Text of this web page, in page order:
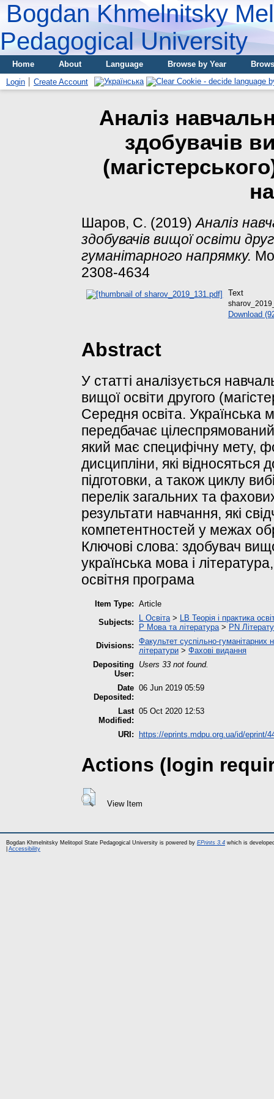
Bogdan Khmelnitsky
Pedagogical University
Home About Language Browse by Year
Login
Create Account
Аналіз
здобувачів
Шаров, С. (2019)Аналіз
здобувачів вищої освіти
гуманітарного напрямку.
2308-4634
Text
Download
Abstract
У статті аналізується
вищої освіти другого
Середня освіта. Українська
передбачає
який має специфічну мету,
дисципліни, які відносяться
підготовки, а також циклу
перелік загальних та
результати навчання, які
компетентностей у межах
Ключові слова: здобувач
українська мова і
освітня програма
Item Type: Article
Subjects:
L Освіта> LB Теорія і практика
P Мова та література> PN
Divisions: Факультет суспільно-гуманітарних
літератури > Фахові видання
Depositing
User:
Users 33 not found.
Date
Deposited:
06 Jun 2019 05:59
Last
Modified:
05 Oct 2020 12:53
URI: https://eprints.mdpu.org.ua/id/eprint/
Actions (login
View Item
Bogdan Khmelnitsky Melitopol State Pedagogical University is powered by EPrints 3.4 which is
Accessibility